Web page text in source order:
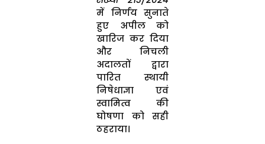
में निर्णय सुनाते
हुए अपील को
खारिज कर दिया
और निचली
अदालतों द्वारा
पारित स्थायी
निषेधाज्ञा एवं
स्वामित्व की
घोषणा को सही
ठहराया।